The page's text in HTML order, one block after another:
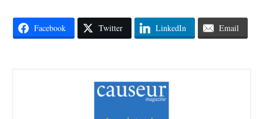
Facebook Twitter LinkedIn Email